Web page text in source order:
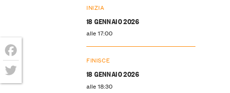
INIZIA
18 GENNAIO 2026
alle 17:00
FINISCE
18 GENNAIO 2026
alle 18:30
Facebook
Twitter